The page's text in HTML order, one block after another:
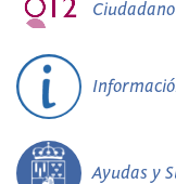
Ciudadano
Ayudas y